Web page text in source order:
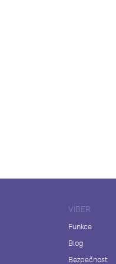
VIBER
Funkce
Blog
Bezpečnost